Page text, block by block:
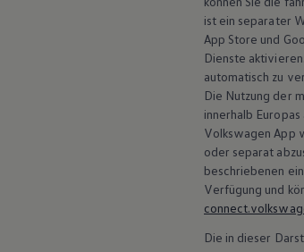
Frühere
Software und
ist ein separater
App Store und
Dienste
automatisch zu
Die Nutzung der
innerhalb
Volkswagen App
oder separat
beschriebenen
Verfügung und
Die in dieser